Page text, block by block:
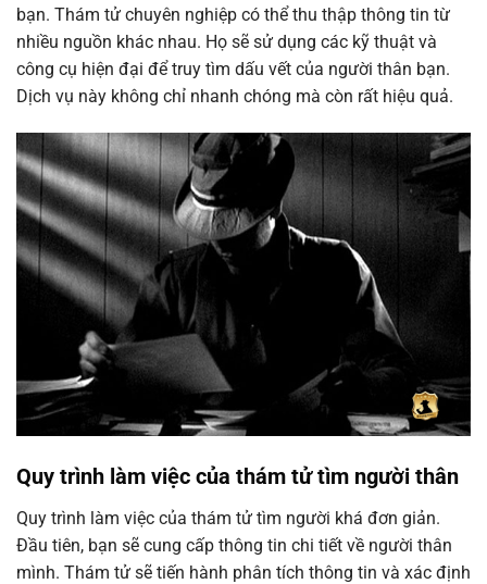
bạn. Thám tử chuyên nghiệp có thể thu thập thông tin từ
nhiều nguồn khác nhau. Họ sẽ sử dụng các kỹ thuật và
công cụ hiện đại để truy tìm dấu vết của người thân bạn.
Dịch vụ này không chỉ nhanh chóng mà còn rất hiệu quả.
Quy trình làm việc của thám tử tìm người thân
Quy trình làm việc của thám tử tìm người khá đơn giản.
Đầu tiên, bạn sẽ cung cấp thông tin chi tiết về người thân
mình. Thám tử sẽ tiến hành phân tích thông tin và xác định